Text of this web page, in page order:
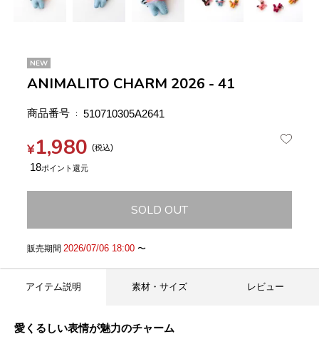
NEW
ANIMALITO CHARM 2026 - 41
商品番号 510710305A2641
¥1,980 税込
18
SOLD OUT
販売期間 2026/07/06 18:00〜
アイテム説明 素材・サイズ レビュー
愛くるしい表情が魅力のチャーム